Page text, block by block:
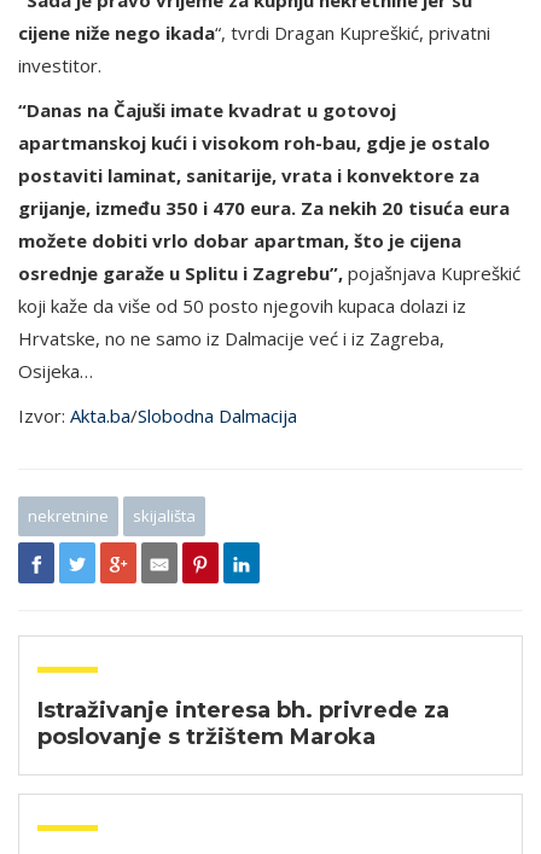
cijene niže nego ikada“, tvrdi Dragan Kupreškić, privatni
investitor.
“Danas na Čajuši imate kvadrat u gotovoj
apartmanskoj kući i visokom roh-bau, gdje je ostalo
postaviti laminat, sanitarije, vrata i konvektore za
grijanje, između 350 i 470 eura. Za nekih 20 tisuća eura
možete dobiti vrlo dobar apartman, što je cijena
osrednje garaže u Splitu i Zagrebu”, pojašnjava Kupreškić
koji kaže da više od 50 posto njegovih kupaca dolazi iz
Hrvatske, no ne samo iz Dalmacije već i iz Zagreba,
Osijeka…
Izvor: Akta.ba/Slobodna Dalmacija
nekretnine skijališta
Istraživanje interesa bh. privrede za
poslovanje s tržištem Maroka